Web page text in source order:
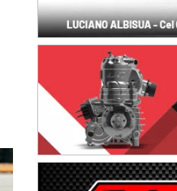
Ciudad de Avellaneda (Asfalto)
Avellaneda (Santa Fe)
SUR SANTAFESINO - F4
José Samuel Sánchez (Tierra)
Rufino (Santa Fe)
TUCUMANO - F5
Juan Navarro (Asfalto)
El Timbó (Tucumán)